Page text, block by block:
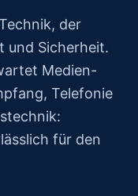
der
und Sicherheit.
Medien-
Telefonie
für den